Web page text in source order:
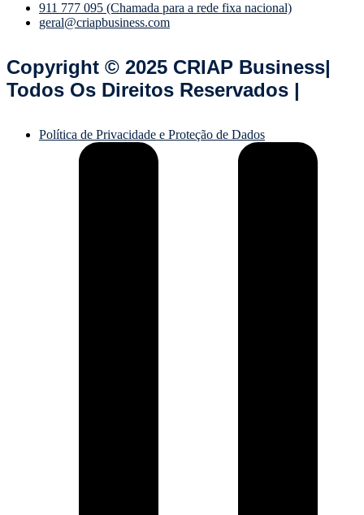
911 777 095 (Chamada para a rede fixa nacional)
geral@criapbusiness.com
Copyright © 2025 CRIAP Business|
Todos Os Direitos Reservados |
Política de Privacidade e Proteção de Dados